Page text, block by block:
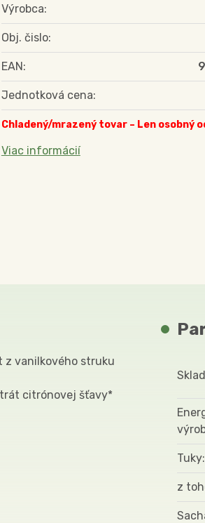
Výrobca:
Obj. čislo:
EAN:
Jednotková cena:
Chladený/mrazený tovar – Len osobný
Viac informácií
z vanilkového struku
citrónovej šťavy*
Tuky
z